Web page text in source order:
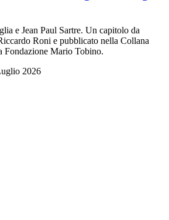
e Jean Paul Sartre. Un capitolo da
Roni e pubblicato nella Collana
Fondazione Mario Tobino.
2026